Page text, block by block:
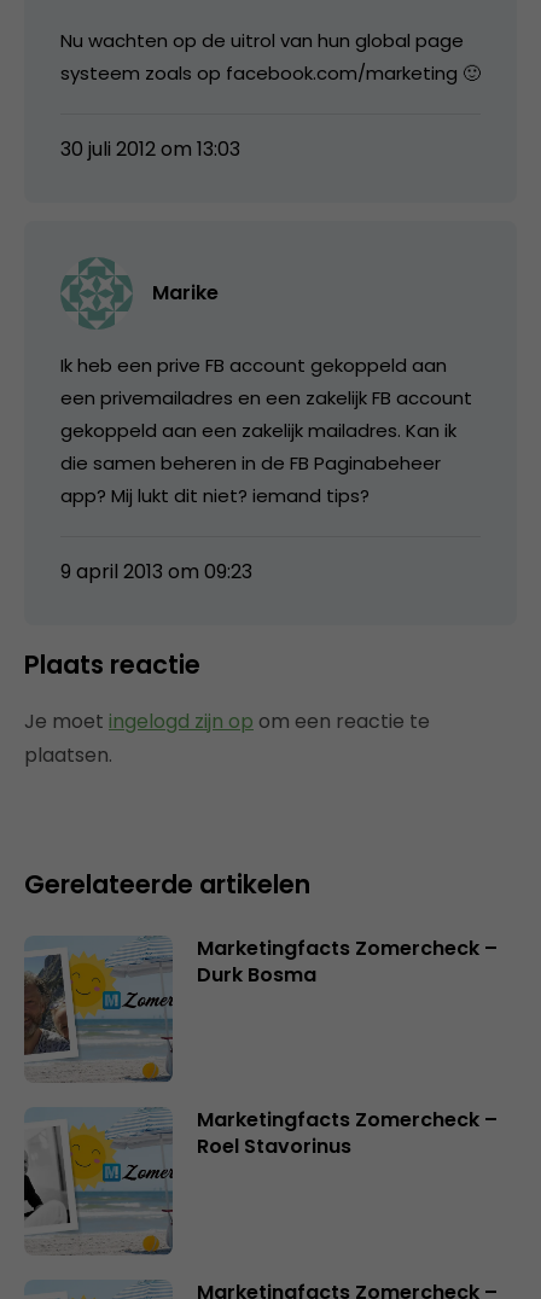
Nu wachten op de uitrol van hun global page
systeem zoals op facebook.com/marketing 🙂
30 juli 2012 om 13:03
Marike
Ik heb een prive FB account gekoppeld aan
een privemailadres en een zakelijk FB account
gekoppeld aan een zakelijk mailadres. Kan ik
die samen beheren in de FB Paginabeheer
app? Mij lukt dit niet? iemand tips?
9 april 2013 om 09:23
Plaats reactie
Je moet ingelogd zijn op om een reactie te
plaatsen.
Gerelateerde artikelen
Marketingfacts Zomercheck –
Durk Bosma
Marketingfacts Zomercheck –
Roel Stavorinus
Marketingfacts Zomercheck –